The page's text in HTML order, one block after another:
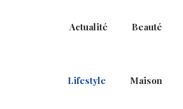
Actualité Beauté
Lifestyle Maison